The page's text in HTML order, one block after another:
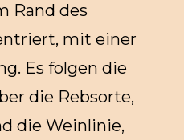
Rand des
mit einer
Es folgen die
die Rebsorte,
die Weinlinie,